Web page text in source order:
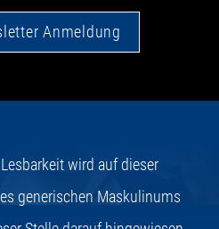
Anmeldung
wird auf dieser
generischen Maskulinums